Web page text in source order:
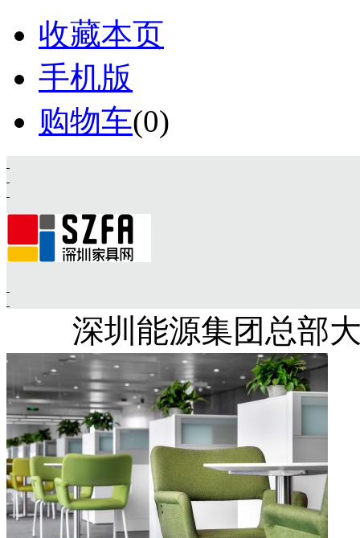
收藏本页
手机版
购物车(0)
资讯
展会
设计
视频
品牌
会员
供应
求购
家具卖场
家具售后
深圳能源集团总部